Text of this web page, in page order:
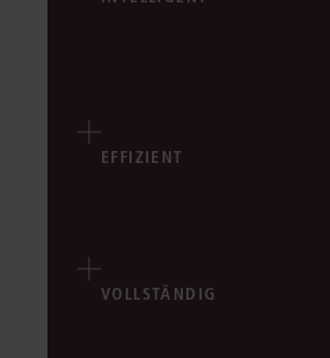
EFFIZIENT
VOLLSTÄNDIG